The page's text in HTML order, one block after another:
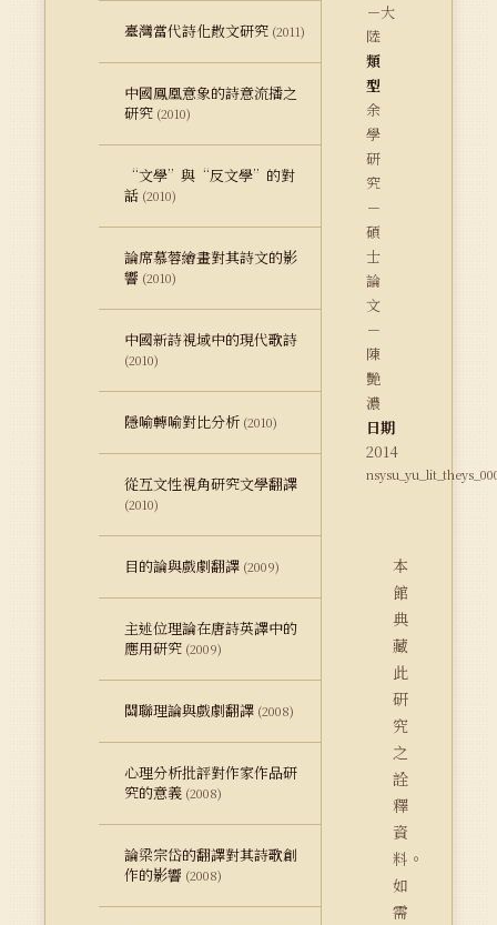
臺灣當代詩化散文研究 (2011)
中國鳳凰意象的詩意流播之
研究 (2010)
“文學”與“反文學”的對
話 (2010)
論席慕蓉繪畫對其詩文的影
響 (2010)
中國新詩視域中的現代歌詩
(2010)
隱喻轉喻對比分析 (2010)
從互文性視角研究文學翻譯
(2010)
目的論與戲劇翻譯 (2009)
主述位理論在唐詩英譯中的
應用研究 (2009)
關聯理論與戲劇翻譯 (2008)
心理分析批評對作家作品研
究的意義 (2008)
論梁宗岱的翻譯對其詩歌創
作的影響 (2008)
－大
陸
類
型
余
學
研
究
－
碩
士
論
文
－
陳
艷
濃
日期
2014
本
館
典
藏
此
研
究
之
詮
釋
資
料。
如
需